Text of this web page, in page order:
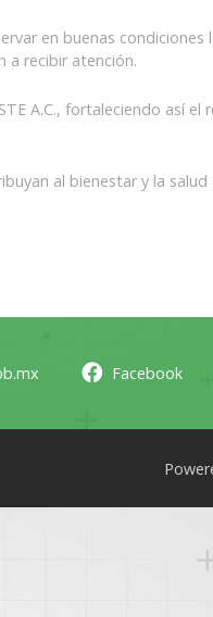
en buenas condiciones
a recibir atención.
A.C., fortaleciendo así el
al bienestar y la salud
Facebook